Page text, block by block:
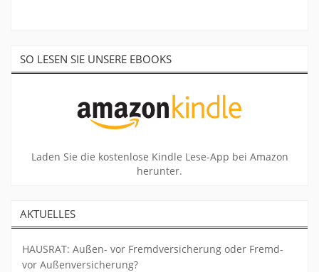
SO LESEN SIE UNSERE EBOOKS
Laden Sie die kostenlose Kindle Lese-App bei Amazon
herunter.
AKTUELLES
HAUSRAT: Außen- vor Fremdversicherung oder Fremd-
vor Außenversicherung?